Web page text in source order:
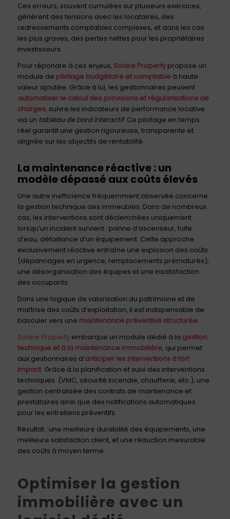
Ces erreurs, souvent cumulées sur plusieurs exercices,
génèrent des tensions avec les locataires, des
redressements comptables complexes, et dans les cas
les plus graves, des pertes nettes pour les propriétaires
investisseurs.
Pour répondre à ces enjeux, Solare Propertypropose un
module de pilotage budgétaire et comptableà haute
valeur ajoutée. Grâce à lui, les gestionnaires peuvent
automatiser le calcul des provisions et régularisations de
charges, suivre les indicateurs de performance locative
via un tableau de bord interactif. Ce pilotage en temps
réel garantit une gestion rigoureuse, transparente et
alignée sur les objectifs de rentabilité.
La maintenance réactive : un
modèle dépassé aux coûts élevés
Une autre inefficience fréquemment observée concerne
la gestion technique des immeubles. Dans de nombreux
cas, les interventions sont déclenchées uniquement
lorsqu’un incident survient : panne d’ascenseur, fuite
d’eau, défaillance d’un équipement. Cette approche
exclusivement réactive entraîne une explosion des coûts
(dépannages en urgence, remplacements prématurés),
une désorganisation des équipes et une insatisfaction
des occupants.
Dans une logique de valorisation du patrimoine et de
maîtrise des coûts d’exploitation, il est indispensable de
basculer vers une maintenance préventive structurée.
Solare Propertyembarque un module dédié à la gestion
technique et à la maintenance immobilière, qui permet
aux gestionnaires d’anticiper les interventions à fort
impact. Grâce à la planification et suivi des interventions
techniques (VMC, sécurité incendie, chaufferie, etc.), une
gestion centralisée des contrats de maintenance et
prestataires ainsi que des notifications automatiques
pour les entretiens préventifs.
Résultat : une meilleure durabilité des équipements, une
meilleure satisfaction client, et une réduction mesurable
des coûts à moyen terme.
Optimiser la gestion
immobilière avec un